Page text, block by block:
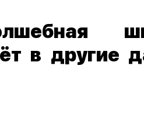
в другие